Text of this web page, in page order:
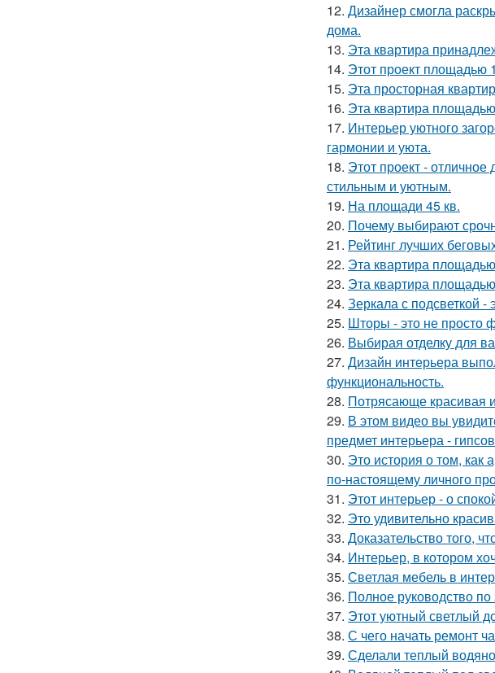
12. Дизайнер смогла
дома.
13. Эта квартира
14. Этот проект площадью
15. Эта просторная
16. Эта квартира
17. Интерьер уютного
гармонии и уюта.
18. Этот проект -
стильным и уютным.
19. На площади 45 кв.
20. Почему выбирают
21. Рейтинг лучших
22. Эта квартира
23. Эта квартира
24. Зеркала с подсветкой
25. Шторы - это не просто
26. Выбирая отделку для
27. Дизайн интерьера
функциональность.
28. Потрясающе красивая
29. В этом видео вы
предмет интерьера -
30. Это история о том, как
по-настоящему личного
31. Этот интерьер - о
32. Это удивительно
33. Доказательство того,
34. Интерьер, в котором
35. Светлая мебель в
36. Полное руководство
37. Этот уютный светлый
38. С чего начать ремонт
39. Сделали теплый